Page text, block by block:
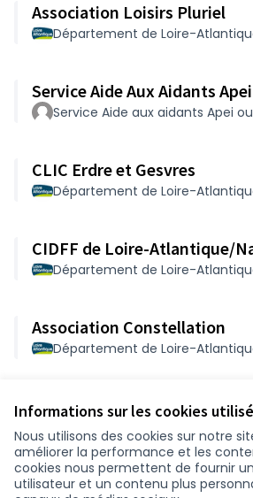
Informations sur les cookies
Nous utilisons des cookies sur notre
améliorer la performance et les
cookies nous permettent de fournir
utilisateur et un contenu plus
Association Loisirs Pluriel
Département de Loire-
Service Aide Aux Aidants
Service Aide aux aidants Apei
CLIC Erdre et Gesvres
Département de Loire-
CIDFF de Loire-Atlantique/
Département de Loire-
Association Constellation
Département de Loire-
Conditions d'utilisation
Paramètres des cookies
participer.loire-atlantique.fr sur
participer.loire-atlantique.fr sur
participer.loire-atlantique.fr